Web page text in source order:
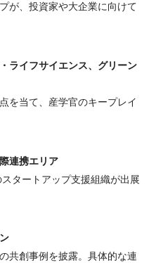
が、投資家や大企業に向けて
ライフサイエンス、グリーン
を当て、産学官のキープレイ
連携エリア
タートアップ支援組織が出展
共創事例を披露。具体的な連